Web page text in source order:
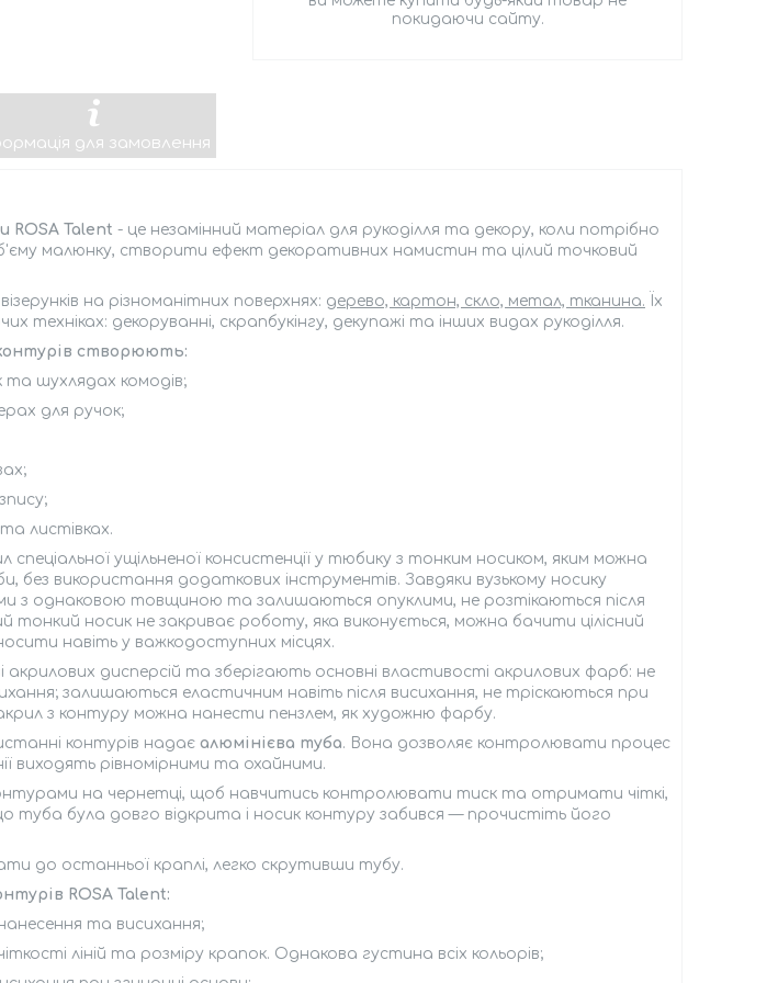
покидаючи сайту.
для замовлення
ROSA Talent - це незамінний матеріал для рукоділля та декору, коли потрібно
малюнку, створити ефект декоративних намистин та цілий точковий
на різноманітних поверхнях: дерево, картон, скло, метал, тканина. Їх
техніках: декоруванні, скрапбукінгу, декупажі та інших видах рукоділля.
створюють:
та шухлядах комодів;
для ручок;
листівках.
спеціальної ущільненої консистенції у тюбику з тонким носиком, яким можна
без використання додаткових інструментів. Завдяки вузькому носику
з однаковою товщиною та залишаються опуклими, не розтікаються після
тонкий носик не закриває роботу, яка виконується, можна бачити цілісний
навіть у важкодоступних місцях.
акрилових дисперсій та зберігають основні властивості акрилових фарб: не
залишаються еластичним навіть після висихання, не тріскаються при
з контуру можна нанести пензлем, як художню фарбу.
контурів надає алюмінієва туба. Вона дозволяє контролювати процес
виходять рівномірними та охайними.
на чернетці, щоб навчитись контролювати тиск та отримати чіткі,
туба була довго відкрита і носик контуру забився — прочистіть його
до останньої краплі, легко скрутивши тубу.
ROSA Talent:
та висихання;
ліній та розміру крапок. Однакова густина всіх кольорів;